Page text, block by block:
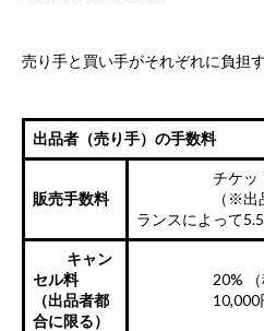
売り手と買い手がそれぞれに負担
出品者（売り手）の手数料
販売手数料
チケット代
（※出品方
ランスによって
キャン
セル料
（出品者都
合に限る）
20% （税
10,000円以